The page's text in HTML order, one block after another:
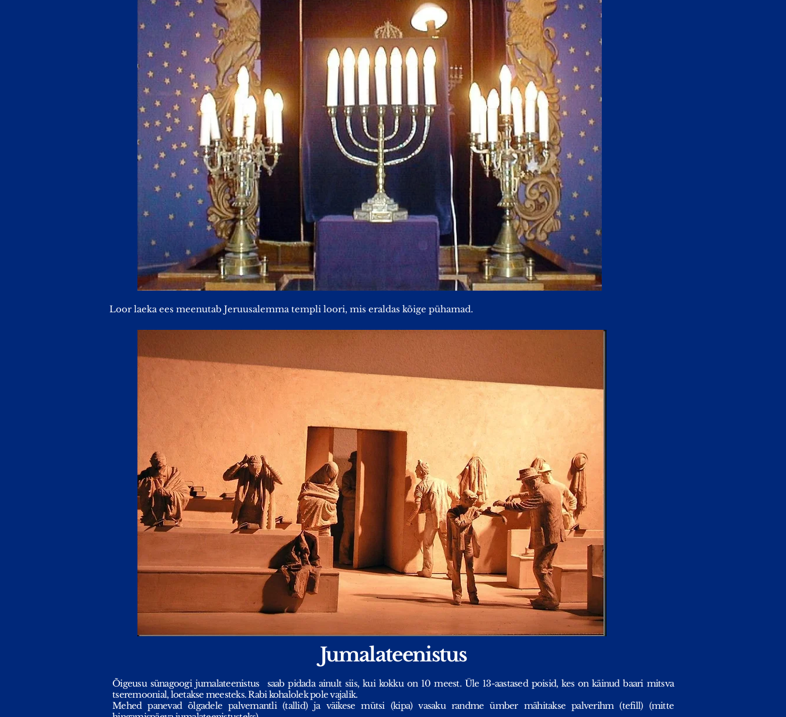
Loor laeka ees meenutab Jeruusalemma templi loori, mis eraldas kõige pühamad.
Jumalateenistus
Õigeusu sünagoogi jumalateenistus
saab pidada ainult siis, kui kokku on 10 meest. Üle 13-aastased poisid, kes on käinud baari mitsva
tseremoonial, loetakse meesteks. Rabi kohalolek pole vajalik.
Mehed panevad õlgadele palvemantli (tallid) ja väikese mütsi (kipa) vasaku randme ümber mähitakse palverihm (tefill) (mitte